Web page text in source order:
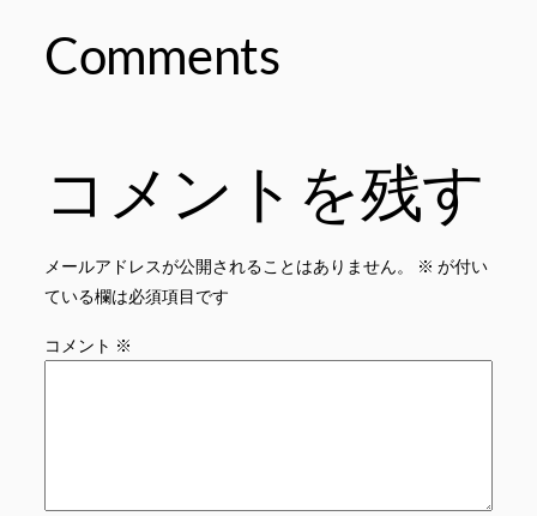
Comments
コメントを残す
メールアドレスが公開されることはありません。 ※ が付い
ている欄は必須項目です
コメント ※